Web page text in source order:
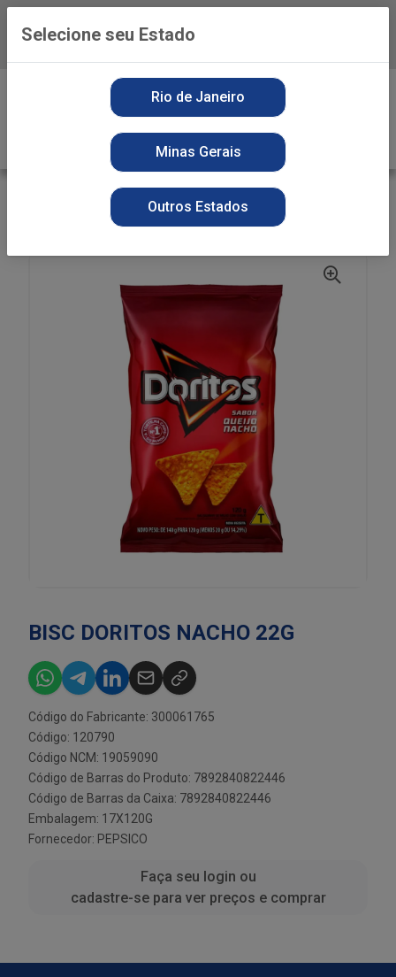
Baixe já o APP da Playvender
SNACKS
SECOS
BISC DORITOS NACHO 22G
BISC DORITOS NACHO 22G
Código do Fabricante: 300061765
Código: 120790
Código NCM: 19059090
Código de Barras do Produto: 7892840822446
Código de Barras da Caixa: 7892840822446
Embalagem: 17X120G
Fornecedor: PEPSICO
Faça seu login ou
cadastre-se para ver preços e comprar
Selecione seu Estado
Rio de Janeiro
Minas Gerais
Outros Estados